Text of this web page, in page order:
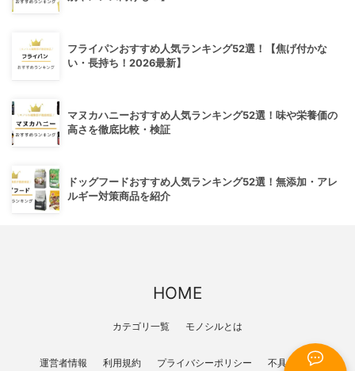
フライパンおすすめ人気ランキング52選！【焦げ付かな
い・長持ち！2026最新】
マヌカハニーおすすめ人気ランキング52選！味や栄養価の
高さを徹底比較・検証
ドッグフードおすすめ人気ランキング52選！無添加・アレ
ルギー対策商品を紹介
HOME
カテゴリ一覧 モノシルとは
運営者情報 利用規約 プライバシーポリシー 不具合報告